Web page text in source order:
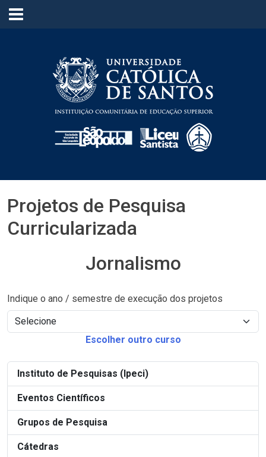
≡
Instituto de Pesquisas (Ipeci)
Eventos Científicos
Grupos de Pesquisa
Cátedras
Projetos de Pesquisa
Curricularizada
Jornalismo
Indique o ano / semestre de execução dos projetos
Escolher outro curso